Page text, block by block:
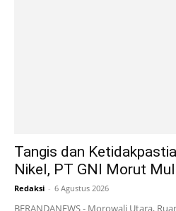
Tangis dan
Nikel, PT GNI Morut
Redaksi - 6 Agustus 2026
BERANDANEWS - Morowali Utara,